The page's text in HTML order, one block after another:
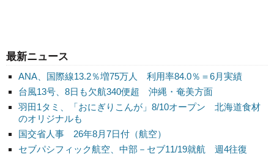
最新ニュース
ANA、国際線13.2％増75万人 利用率84.0％＝6月実績
台風13号、8日も欠航340便超 沖縄・奄美方面
羽田1タミ、「おにぎりこんが」8/10オープン 北海道食材
のオリジナルも
国交省人事 26年8月7日付（航空）
セブパシフィック航空、中部－セブ11/19就航 週4往復